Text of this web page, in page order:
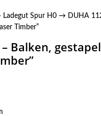
Ladegut Spur H0→ DUHA
Timber”
Balken,